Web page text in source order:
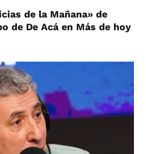
de la Mañana» de
de De Acá en Más de hoy